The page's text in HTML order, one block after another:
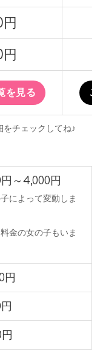
を見る こ
チェックしてね♪
～4,000円
によって変動しま
金の女の子もいま
円